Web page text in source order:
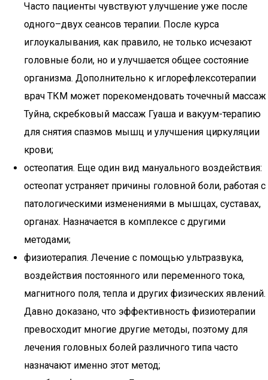
Часто пациенты чувствуют улучшение уже после
одного–двух сеансов терапии. После курса
иглоукалывания, как правило, не только исчезают
головные боли, но и улучшается общее состояние
организма. Дополнительно к иглорефлексотерапии
врач ТКМ может порекомендовать точечный массаж
Туйна, скребковый массаж Гуаша и вакуум-терапию
для снятия спазмов мышц и улучшения циркуляции
крови;
остеопатия. Еще один вид мануального воздействия:
остеопат устраняет причины головной боли, работая с
патологическими изменениями в мышцах, суставах,
органах. Назначается в комплексе с другими
методами;
физиотерапия. Лечение с помощью ультразвука,
воздействия постоянного или переменного тока,
магнитного поля, тепла и других физических явлений.
Давно доказано, что эффективность физиотерапии
превосходит многие другие методы, поэтому для
лечения головных болей различного типа часто
назначают именно этот метод;